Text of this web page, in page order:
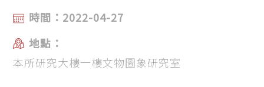
時間：2022-04-27
地點：
本所研究大樓一樓文物圖象研究室